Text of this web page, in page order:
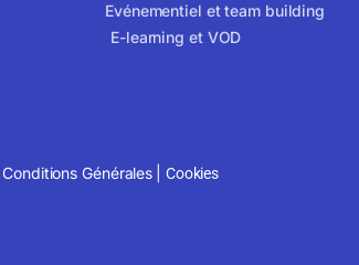
Evénementiel et team building
E-learning et VOD
|Conditions Générales Cookies